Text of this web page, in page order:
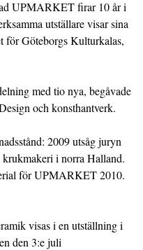
UPMARKET firar 10 år i
utställare visar sina
för Göteborgs Kulturkalas,
med tio nya, begåvade
och konsthantverk.
2009 utsåg juryn
krukmakeri i norra Halland.
för UPMARKET 2010.
visas i en utställning i
den 3:e juli